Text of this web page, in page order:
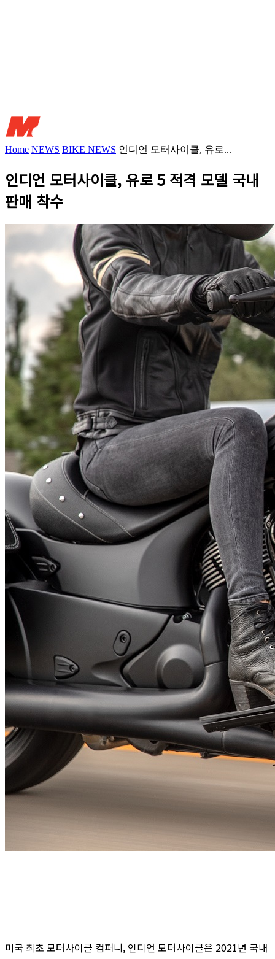
Home NEWS BIKE NEWS 인디언 모터사이클, 유로...
인디언 모터사이클, 유로 5 적격 모델 국내
판매 착수
미국 최초 모터사이클 컴퍼니, 인디언 모터사이클은 2021년 국내